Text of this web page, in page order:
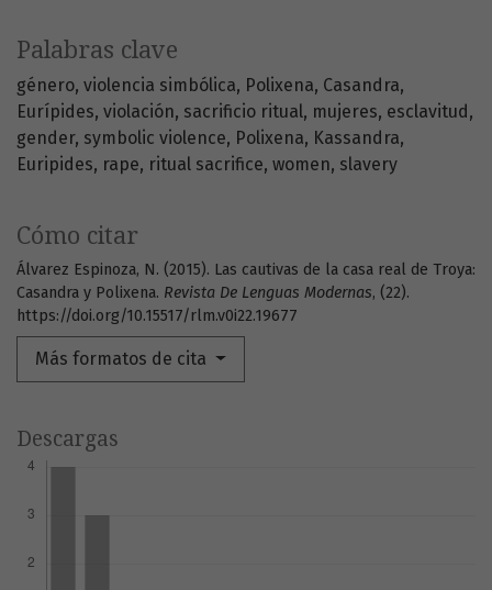
Palabras clave
género violencia simbólica Polixena Casandra
Eurípides violación sacrificio ritual mujeres esclavitud
gender symbolic violence Polixena
Kassandra
Euripides rape ritual sacrifice women slavery
Cómo citar
Álvarez Espinoza, N. (2015). Las cautivas de la casa real de Troya:
Casandra y Polixena. Revista De Lenguas Modernas, (22).
https://doi.org/10.15517/rlm.v0i22.19677
Más formatos de cita
Descargas